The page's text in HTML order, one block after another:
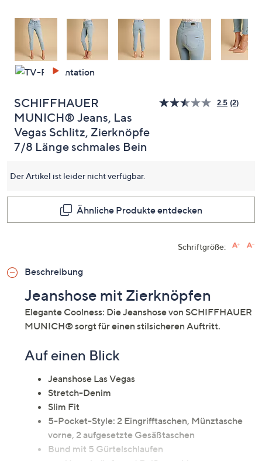
Geräten
nach
bzw.
rechts,
diese
anzuzeigen.
SCHIFFHAUER
MUNICH® Jeans, Las
Vegas Schlitz, Zierknöpfe
7/8 Länge schmales Bein
2.5 2
(2)
Der Artikel ist leider nicht verfügbar.
Ähnliche Produkte entdecken
Schriftgröße:
Beschreibung
Jeanshose mit Zierknöpfen
Elegante Coolness: Die Jeanshose von SCHIFFHAUER
MUNICH® sorgt für einen stilsicheren Auftritt.
Auf einen Blick
Jeanshose Las Vegas
Stretch-Denim
Slim Fit
5-Pocket-Style: 2 Eingrifftaschen, Münztasche
vorne, 2 aufgesetzte Gesäßtaschen
Bund mit 5 Gürtelschlaufen